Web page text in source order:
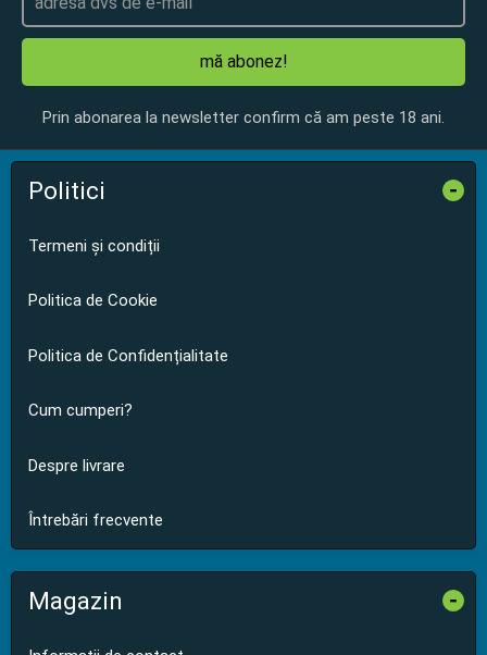
mă abonez!
Prin abonarea la newsletter confirm că am peste 18 ani.
Politici -
Termeni și condiții
Politica de Cookie
Politica de Confidențialitate
Cum cumperi?
Despre livrare
Întrebări frecvente
Magazin -